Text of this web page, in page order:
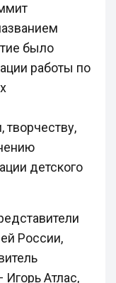
было
работы по
детского
России,
Игорь Атлас,